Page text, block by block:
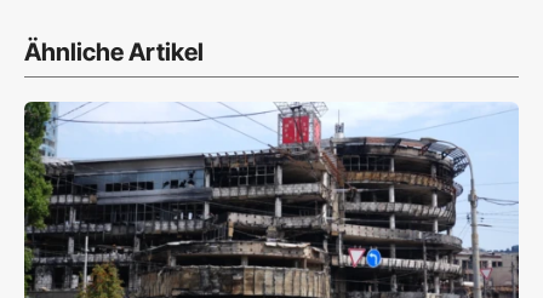
Ähnliche Artikel